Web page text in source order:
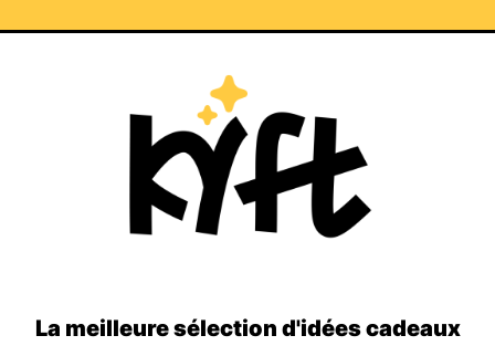
La meilleure sélection d'idées cadeaux